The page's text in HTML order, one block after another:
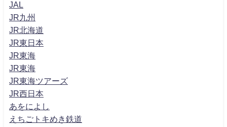
JAL
JR九州
JR北海道
JR東日本
JR東海
JR東海
JR東海ツアーズ
JR西日本
あをによし
えちごトキめき鉄道